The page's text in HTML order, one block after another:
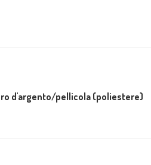
d'argento/pellicola (poliestere)